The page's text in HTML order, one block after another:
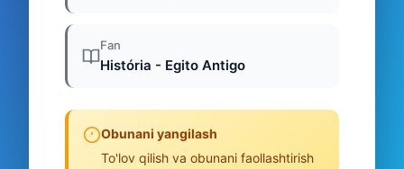
Fan
História - Egito Antigo
Obunani yangilash
To'lov qilish va obunani faollashtirish